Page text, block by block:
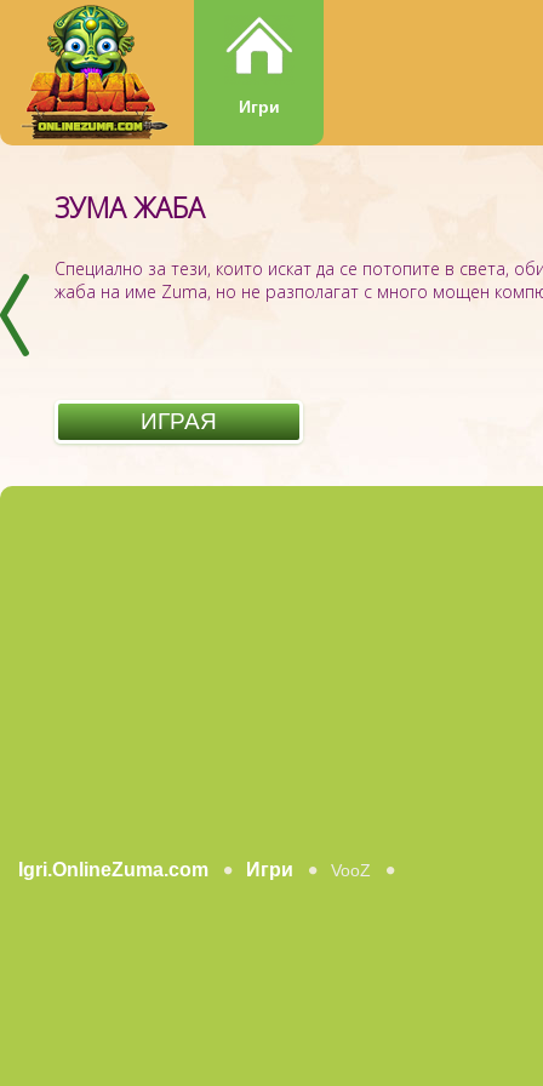
Игри
ЗУМА ЖАБА
Специално за тези, които искат да се потопите в света,
жаба на име Zuma, но не разполагат с много мощен
ИГРАЯ
ZUMA LEGEND
ИГРАЯ
Igri.OnlineZuma.com Игри VooZ